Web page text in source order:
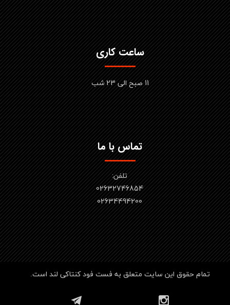
تمام حقوق این سایت متعلق به فست فود کنتاکی لند است.
ساعت کاری
11 صبح الی 23 شب
تماس با ما
تلفن:
02632746854
​​​​​​​02634494200